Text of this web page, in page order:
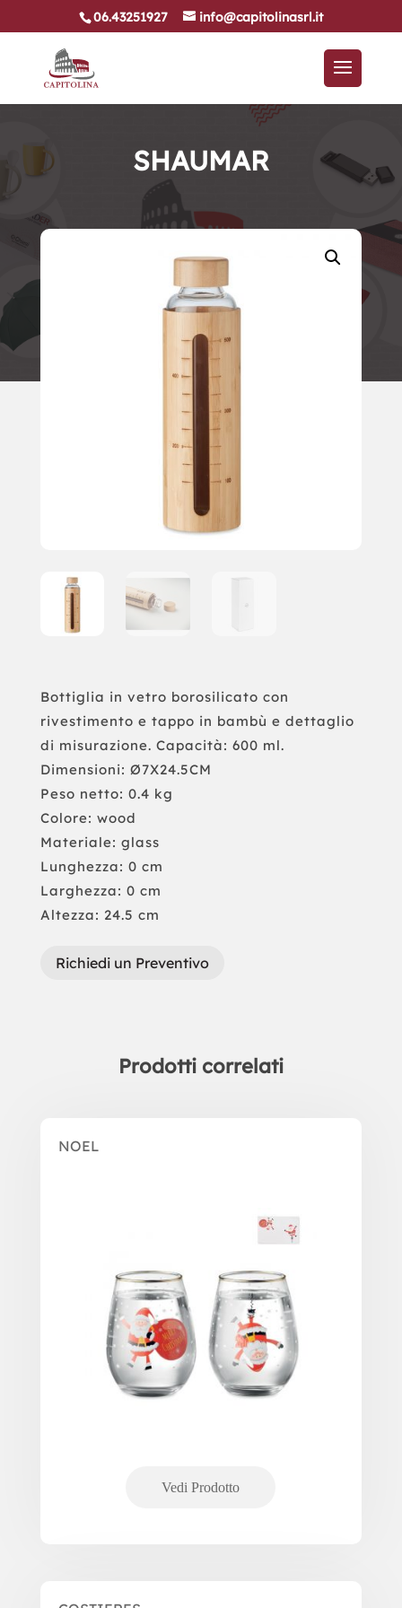
06.43251927 info@capitolinasrl.it
SHAUMAR
Bottiglia in vetro borosilicato con
rivestimento e tappo in bambù e dettaglio
di misurazione. Capacità: 600 ml.
Dimensioni: Ø7X24.5CM
Peso netto: 0.4 kg
Colore: wood
Materiale: glass
Lunghezza: 0 cm
Larghezza: 0 cm
Altezza: 24.5 cm
Richiedi un Preventivo
Prodotti correlati
NOEL